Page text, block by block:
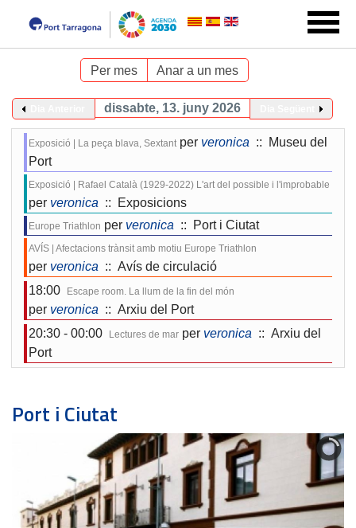
Per mes Anar a un mes
dissabte, 13. juny 2026
Exposició | La peça blava, Sextant per veronica :: Museu del
Port
Exposició | Rafael Català (1929-2022) L'art del possible i l'improbable
per veronica :: Exposicions
Europe Triathlon per veronica :: Port i Ciutat
AVÍS | Afectacions trànsit amb motiu Europe Triathlon
per veronica :: Avís de circulació
18:00
Escape room. La llum de la fin del món
per veronica :: Arxiu del Port
20:30 - 00:00
Lectures de mar per veronica :: Arxiu del
Port
Port i Ciutat